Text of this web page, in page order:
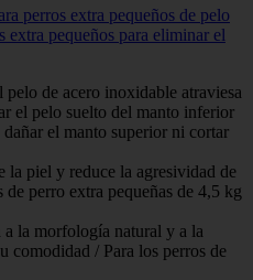
perros extra pequeños de pelo
pequeños para eliminar el
de acero inoxidable atraviesa
el pelo suelto del manto inferior
el manto superior ni cortar
la piel y reduce la agresividad de
de perro extra pequeñas de 4,5 kg
a la morfología natural y a la
comodidad / Para los perros de